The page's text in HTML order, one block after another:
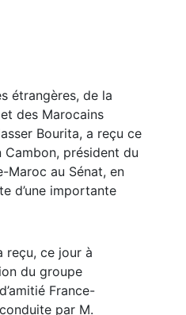
étrangères, de la
des Marocains
Bourita, a reçu ce
Cambon, président du
Maroc au Sénat, en
d’une importante
reçu, ce jour à
du groupe
France-
par M.